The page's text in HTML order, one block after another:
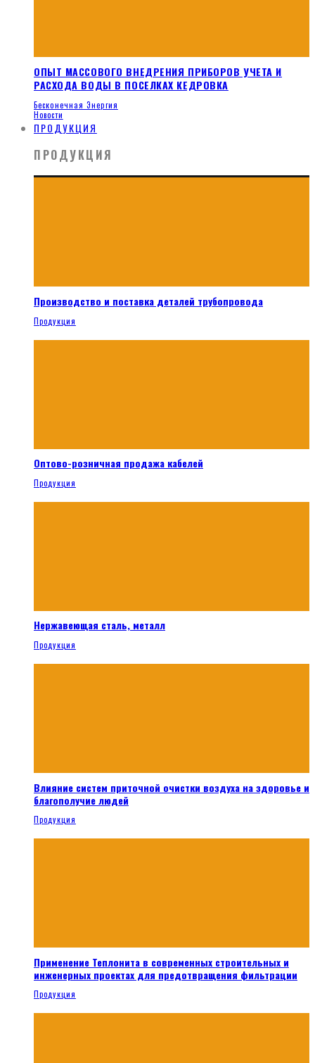
ОПЫТ МАССОВОГО ВНЕДРЕНИЯ ПРИБОРОВ УЧЕТА И
РАСХОДА ВОДЫ В ПОСЕЛКАХ КЕДРОВКА
Бесконечная Энергия
Новости
ПРОДУКЦИЯ
ПРОДУКЦИЯ
Производство и поставка деталей трубопровода
Продукция
Оптово-розничная продажа кабелей
Продукция
Нержавеющая сталь, металл
Продукция
Влияние систем приточной очистки воздуха на здоровье и
благополучие людей
Продукция
Применение Теплонита в современных строительных и
инженерных проектах для предотвращения фильтрации
Продукция